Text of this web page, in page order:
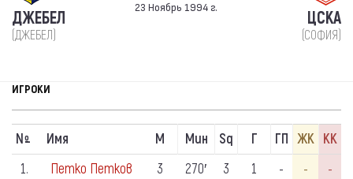
ДЖЕБЕЛ
(ДЖЕБЕЛ)
23 Ноябрь 1994 г.
ЦСКА
(СОФИЯ)
ИГРОКИ
Nº Имя М Мин Sq Г ГП ЖК КК
1.
Петко Петков 3 270′ 3
1
- - -